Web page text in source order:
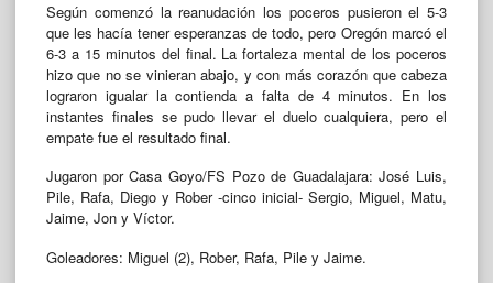
Según comenzó la reanudación los poceros pusieron el 5-3
que les hacía tener esperanzas de todo, pero Oregón marcó el
6-3 a 15 minutos del final. La fortaleza mental de los poceros
hizo que no se vinieran abajo, y con más corazón que cabeza
lograron igualar la contienda a falta de 4 minutos. En los
instantes finales se pudo llevar el duelo cualquiera, pero el
empate fue el resultado final.
Jugaron por Casa Goyo/FS Pozo de Guadalajara: José Luis,
Pile, Rafa, Diego y Rober -cinco inicial- Sergio, Miguel, Matu,
Jaime, Jon y Víctor.
Goleadores: Miguel (2), Rober, Rafa, Pile y Jaime.